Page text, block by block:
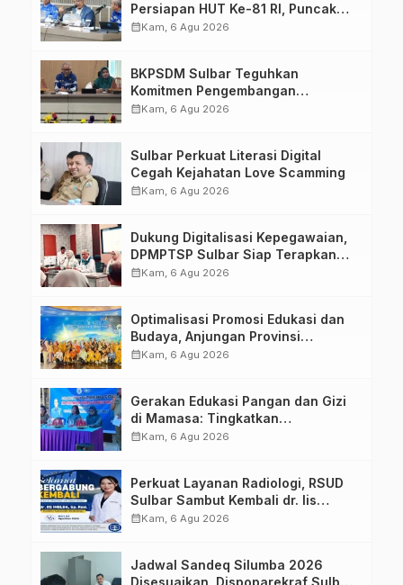
Persiapan HUT Ke-81 RI, Puncak
Upacara di Lapangan Ahmad
calendar_monthKam, 6 Agu 2026
BKPSDM Sulbar Teguhkan
Komitmen Pengembangan
Kompetensi ASN melalui
calendar_monthKam, 6 Agu 2026
Sulbar Perkuat Literasi Digital
Cegah Kejahatan Love Scamming
calendar_monthKam, 6 Agu 2026
Dukung Digitalisasi Kepegawaian,
DPMPTSP Sulbar Siap Terapkan
Aplikasi FLEKSI ASN
calendar_monthKam, 6 Agu 2026
Optimalisasi Promosi Edukasi dan
Budaya, Anjungan Provinsi
Sulawesi Barat Perkuat Kolaborasi
calendar_monthKam, 6 Agu 2026
Gerakan Edukasi Pangan dan Gizi
di Mamasa: Tingkatkan
Pengetahuan dan Keterampilan
calendar_monthKam, 6 Agu 2026
Perkuat Layanan Radiologi, RSUD
Sulbar Sambut Kembali dr. Iis
Imelda, Sp.Rad
calendar_monthKam, 6 Agu 2026
Jadwal Sandeq Silumba 2026
Disesuaikan, Dispoparekraf Sulbar